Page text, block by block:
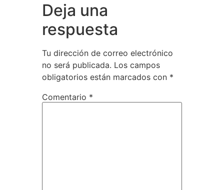
Deja una
respuesta
Tu dirección de correo electrónico
no será publicada. Los campos
obligatorios están marcados con *
Comentario *